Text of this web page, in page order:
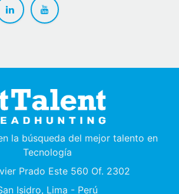
la búsqueda del mejor talento en
Tecnología
Prado Este 560 Of. 2302
Isidro, Lima - Perú